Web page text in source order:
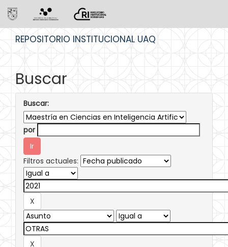
REPOSITORIO INSTITUCIONAL UAQ
Buscar
Buscar:
por
Filtros actuales: